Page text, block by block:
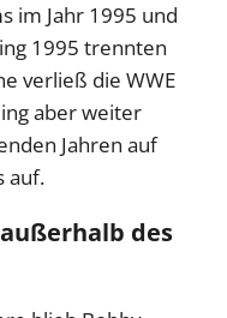
im Jahr 1995 und
1995 trennten
verließ die WWE
aber weiter
Jahren auf
auf.
des